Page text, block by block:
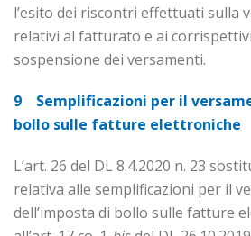
l’esito dei riscontri effettuati sulla
relativi al fatturato e ai
sospensione dei versamenti.
9 Semplificazioni per il
bollo sulle fatture elettroniche
L’art. 26 del DL 8.4.2020 n. 23
relativa alle semplificazioni per il
dell’imposta di bollo sulle fatture